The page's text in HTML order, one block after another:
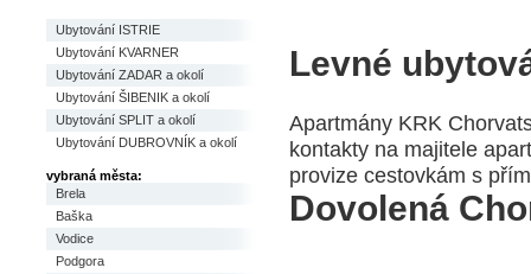
Ubytování ISTRIE
Ubytování KVARNER
Ubytování ZADAR a okolí
Ubytování ŠIBENIK a okolí
Ubytování SPLIT a okolí
Ubytování DUBROVNÍK a okolí
vybraná města:
Brela
Baška
Vodice
Podgora
Levné
Apartmány KRK
kontakty na majitele
provize cestovkám s
Dovolená